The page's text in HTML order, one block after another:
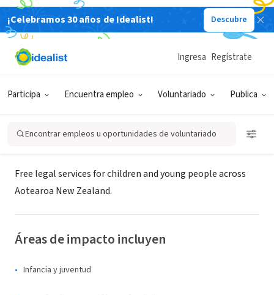
¡Celebramos 30 años de Idealist! Descubre
Participa Encuentra empleo Voluntariado Publica
Ingresa Regístrate
Encontrar empleos u oportunidades de voluntariado
ORGANIZACIÓN SIN FIN DE LUCRO
YouthLaw Tino Rangatiratanga
Taitamariki
Auckland, XA, Nueva Zelanda|www.youthlaw.co.nz
Acerca de
Free legal services for children and young people across
Aotearoa New Zealand.
Áreas de impacto incluyen
Infancia y juventud